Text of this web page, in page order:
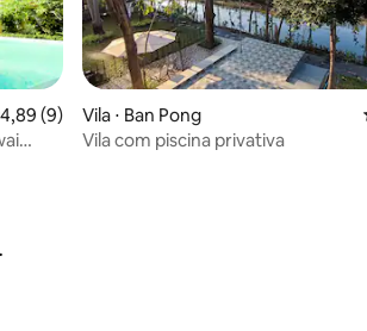
de uma avaliação média de 5, 9 avaliações
4,89 (9)
Vila ⋅ Ban Pong
Vila com piscina privativa